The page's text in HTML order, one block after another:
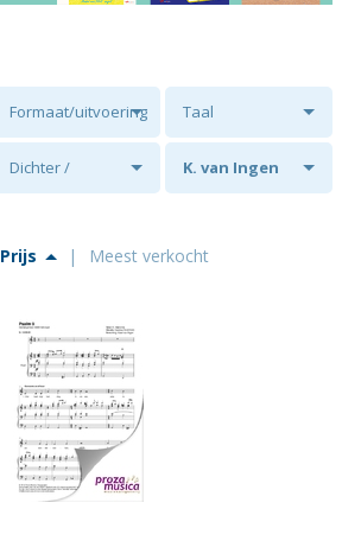
Formaat/uitvoering Taal
Dichter / K. van Ingen
Prijs | Meest verkocht